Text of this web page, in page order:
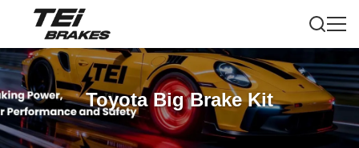
Toyota Big Brake Kit